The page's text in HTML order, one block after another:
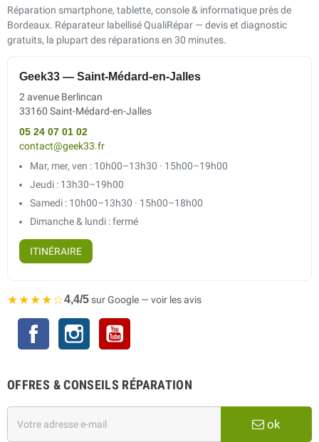
Réparation smartphone, tablette, console & informatique près de
Bordeaux. Réparateur labellisé QualiRépar — devis et diagnostic
gratuits, la plupart des réparations en 30 minutes.
Geek33 — Saint-Médard-en-Jalles
2 avenue Berlincan
33160 Saint-Médard-en-Jalles
05 24 07 01 02
contact@geek33.fr
Mar, mer, ven : 10h00–13h30 · 15h00–19h00
Jeudi : 13h30–19h00
Samedi : 10h00–13h30 · 15h00–18h00
Dimanche & lundi : fermé
ITINÉRAIRE
★★★★☆4,4/5sur Google — voir les avis
Facebook Instagram
OFFRES & CONSEILS RÉPARATION
ok